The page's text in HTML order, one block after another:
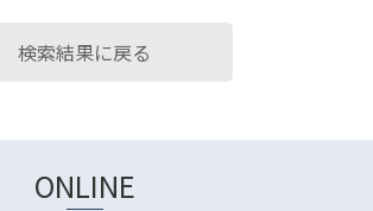
検索結果に戻る
ONLINE